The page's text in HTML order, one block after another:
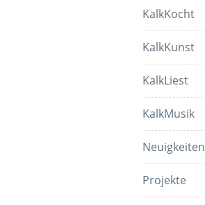
KalkKocht
KalkKunst
KalkLiest
KalkMusik
Neuigkeiten
Projekte